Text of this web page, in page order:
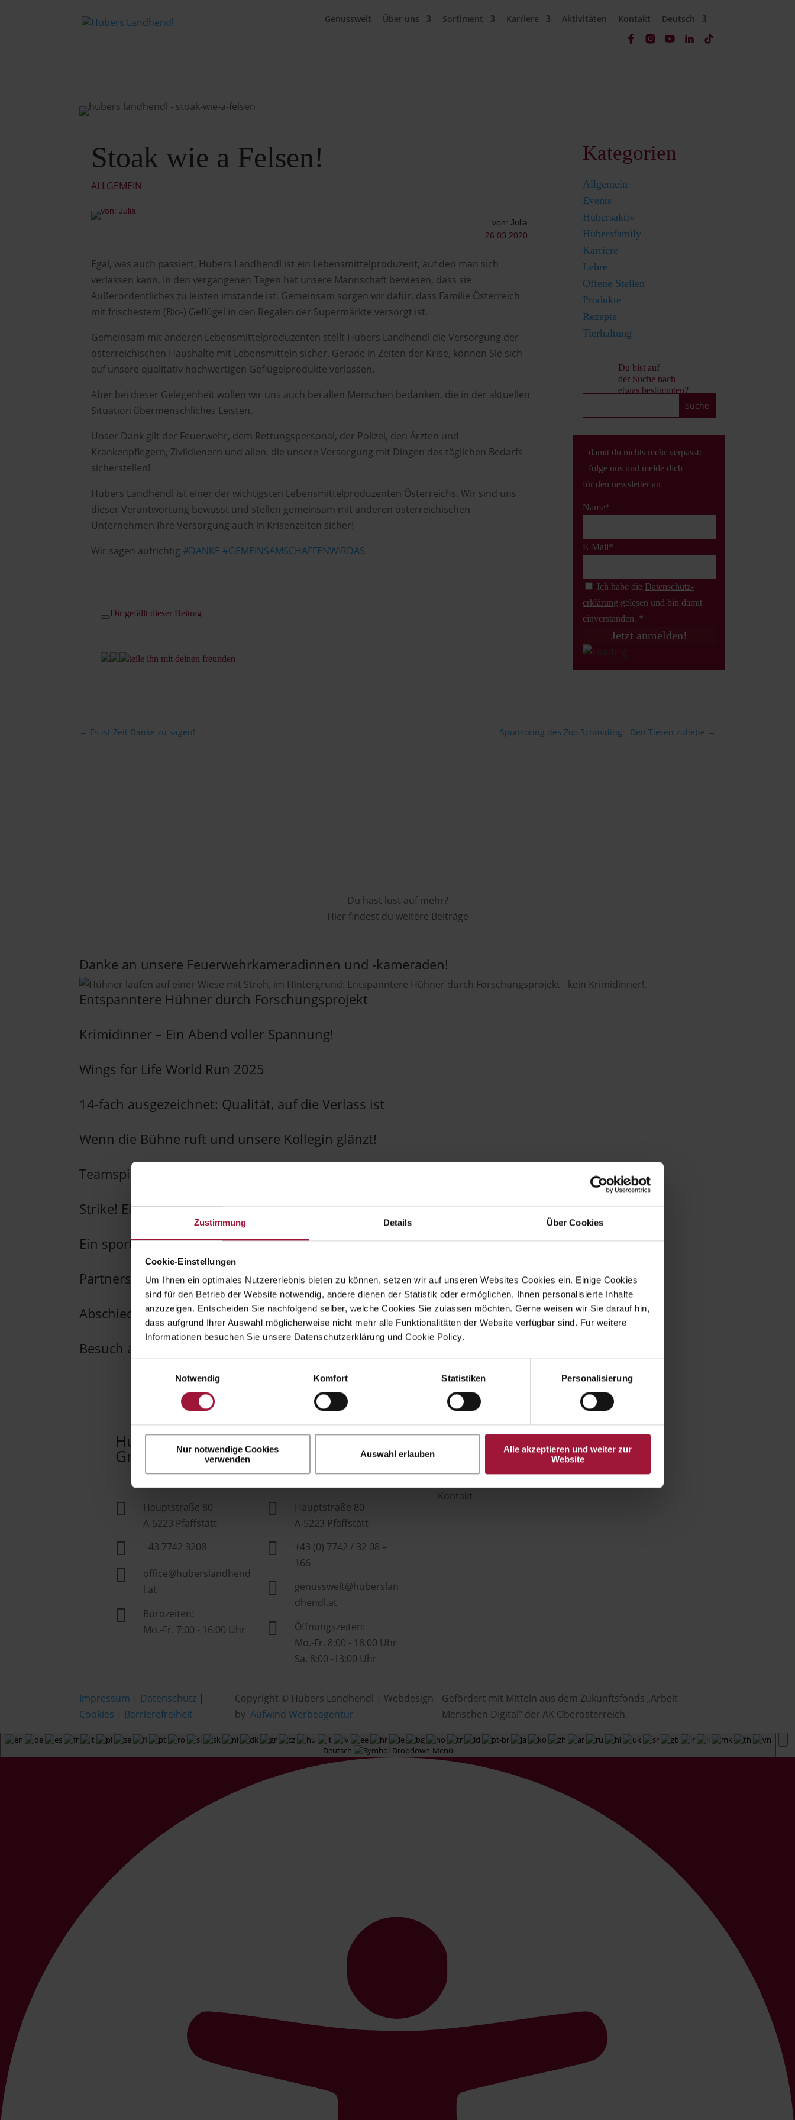
Zustimmung Details Über Cookies
Cookie-Einstellungen
Um Ihnen ein optimales Nutzererlebnis bieten zu können, setzen wir auf unseren Websites Cookies ein. Einige Cookies
sind für den Betrieb der Website notwendig, andere dienen der Statistik oder ermöglichen, Ihnen personalisierte Inhalte
anzuzeigen. Entscheiden Sie nachfolgend selber, welche Cookies Sie zulassen möchten. Gerne weisen wir Sie darauf hin,
dass aufgrund Ihrer Auswahl möglicherweise nicht mehr alle Funktionalitäten der Website verfügbar sind. Für weitere
Informationen besuchen Sie unsere Datenschutzerklärung und Cookie Policy.
Notwendig
Komfort Statistiken Personalisierung
Nur notwendige Cookies
verwenden
Auswahl erlauben
Alle akzeptieren und weiter zur
Website
Genusswelt Über uns Sortiment Karriere Aktivitäten Kontakt Deutsch
Stoak wie a Felsen!
ALLGEMEIN
von: Julia
26.03.2020
Egal, was auch passiert, Hubers Landhendl ist ein Lebensmittelproduzent, auf den man sich
verlassen kann. In den vergangenen Tagen hat unsere Mannschaft bewiesen, dass sie
Außerordentliches zu leisten imstande ist. Gemeinsam sorgen wir dafür, dass Familie Österreich
mit frischestem (Bio-) Geflügel in den Regalen der Supermärkte versorgt ist.
Gemeinsam mit anderen Lebensmittelproduzenten stellt Hubers Landhendl die Versorgung der
österreichischen Haushalte mit Lebensmitteln sicher. Gerade in Zeiten der Krise, können Sie sich
auf unsere qualitativ hochwertigen Geflügelprodukte verlassen.
Aber bei dieser Gelegenheit wollen wir uns auch bei allen Menschen bedanken, die in der aktuellen
Situation übermenschliches Leisten.
Unser Dank gilt der Feuerwehr, dem Rettungspersonal, der Polizei, den Ärzten und
Krankenpflegern, Zivildienern und allen, die unsere Versorgung mit Dingen des täglichen Bedarfs
sicherstellen!
Hubers Landhendl ist einer der wichtigsten Lebensmittelproduzenten Österreichs. Wir sind uns
dieser Verantwortung bewusst und stellen gemeinsam mit anderen österreichischen
Unternehmen Ihre Versorgung auch in Krisenzeiten sicher!
Wir sagen aufrichtig#DANKE #GEMEINSAMSCHAFFENWIRDAS
Dir gefällt dieser Beitrag
teile ihn mit deinen freunden
Kategorien
Allgemein
Events
Hubersaktiv
Hubersfamily
Karriere
Lehre
Offene Stellen
Produkte
Rezepte
Tierhaltung
Du bist auf
der Suche nach
etwas bestimmten?
damit du nichts mehr verpasst:
folge uns und melde dich
für den newsletter an.
Name*
E-Mail*
Ich habe die Datenschutz­
erklärung gelesen und bin damit
einverstanden. *
← Es ist Zeit Danke zu sagen! Sponsoring des Zoo Schmiding - Den Tieren zuliebe →
Du hast lust auf mehr?
Hier findest du weitere Beiträge
Danke an unsere Feuerwehrkameradinnen und -kameraden!
Entspanntere Hühner durch Forschungsprojekt
Krimidinner – Ein Abend voller Spannung!
Wings for Life World Run 2025
14-fach ausgezeichnet: Qualität, auf die Verlass ist
Wenn die Bühne ruft und unsere Kollegin glänzt!
Teamspirit am Schlitten – QM/QS-Team stärkt Zusammenhalt in Schladming
Strike! Ein Abend voller Teamgeist und Spaß!
Ein sportlicher Ski-Genuss-Tag
Partnerschaft mit den Bauern: Ein starkes Fundament
Abschied von zwei geschätzten Kollegen!
Besuch aus der Schweiz
Hubers Landhendl
GmbH

Hauptstraße 80
A-5223 Pfaffstätt
 +43 7742 3208

office@huberslandhend
l.at

Bürozeiten:
Mo.-Fr. 7:00 - 16:00 Uhr
Hubers
Genusswelt

Hauptstraße 80
A-5223 Pfaffstätt

+43 (0) 7742 / 32 08 –
166

genusswelt@huberslan
dhendl.at

Öffnungszeiten:
Mo.-Fr. 8:00 - 18:00 Uhr
Sa. 8:00 -13:00 Uhr
Über uns
Nachhaltigkeit
Kontakt
Impressum | Datenschutz |
Cookies | Barrierefreiheit
Copyright © Hubers Landhendl | Webdesign
byAufwind Werbeagentur
Gefördert mit Mitteln aus dem Zukunftsfonds „Arbeit
Menschen Digital" der AK Oberösterreich.
Deutsch